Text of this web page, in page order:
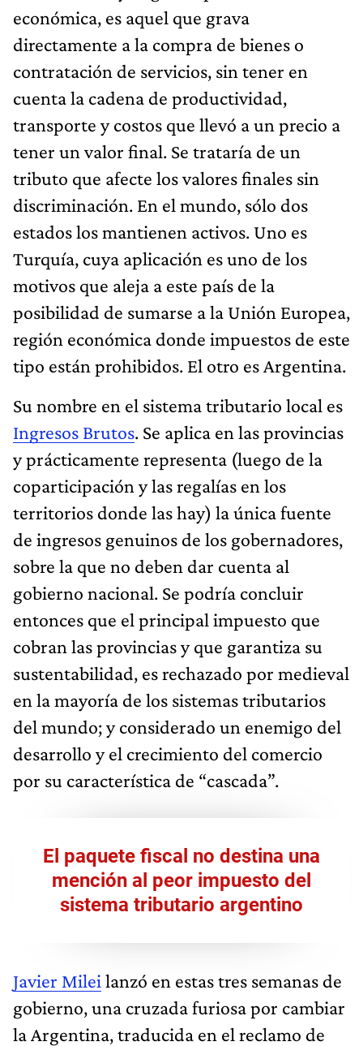
económica, es aquel que grava
directamente a la compra de bienes o
contratación de servicios, sin tener en
cuenta la cadena de productividad,
transporte y costos que llevó a un precio a
tener un valor final. Se trataría de un
tributo que afecte los valores finales sin
discriminación. En el mundo, sólo dos
estados los mantienen activos. Uno es
Turquía, cuya aplicación es uno de los
motivos que aleja a este país de la
posibilidad de sumarse a la Unión Europea,
región económica donde impuestos de este
tipo están prohibidos. El otro es Argentina.
Su nombre en el sistema tributario local es
Ingresos Brutos. Se aplica en las provincias
y prácticamente representa (luego de la
coparticipación y las regalías en los
territorios donde las hay) la única fuente
de ingresos genuinos de los gobernadores,
sobre la que no deben dar cuenta al
gobierno nacional. Se podría concluir
entonces que el principal impuesto que
cobran las provincias y que garantiza su
sustentabilidad, es rechazado por medieval
en la mayoría de los sistemas tributarios
del mundo; y considerado un enemigo del
desarrollo y el crecimiento del comercio
por su característica de “cascada”.
El paquete fiscal no destina una
mención al peor impuesto del
sistema tributario argentino
Javier Milei lanzó en estas tres semanas de
gobierno, una cruzada furiosa por cambiar
la Argentina, traducida en el reclamo de